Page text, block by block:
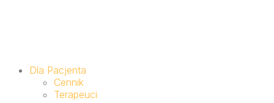
Dla Pacjenta
Cennik
Terapeuci